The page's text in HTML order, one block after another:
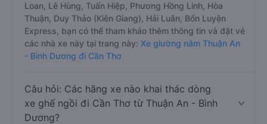
Loan, Lê Hùng, Tuấn Hiệp, Phương Hồng Linh, Hòa
Thuận, Duy Thảo (Kiên Giang), Hải Luân, Bốn Luyện
Express, bạn có thể tham khảo thêm thông tin và đặt vé
các nhà xe này tại trang này: Xe giường nằm Thuận An
- Bình Dương đi Cần Thơ
Câu hỏi: Các hãng xe nào khai thác dòng
xe ghế ngồi đi Cần Thơ từ Thuận An - Bình
Dương?